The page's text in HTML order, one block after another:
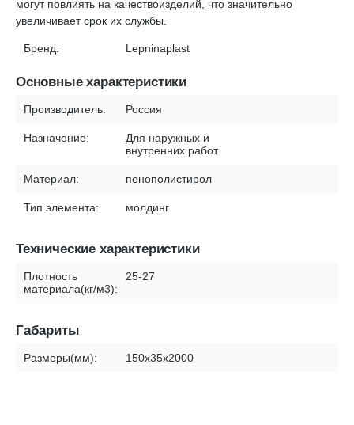
могут повлиять на качествоизделий, что значительно
увеличивает срок их службы.
Бренд: Lepninaplast
Основные характеристики
Производитель: Россия
Назначение:
Для наружных и
внутренних работ
Материал: пенополистирол
Тип элемента: молдинг
Технические характеристики
Плотность
материала(кг/м3):
25-27
Габариты
Размеры(мм): 150х35х2000